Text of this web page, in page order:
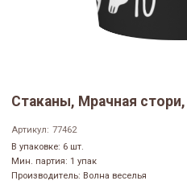
Стаканы, Мрачная
Артикул: 77462
В упаковке: 6 шт.
Мин. партия: 1 упак
Производитель: Волна веселья